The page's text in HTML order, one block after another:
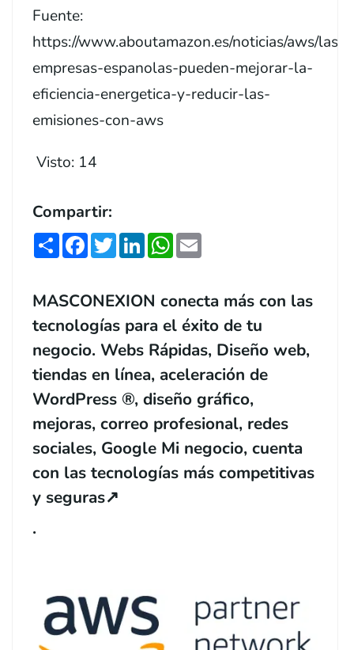
Fuente:
https://www.aboutamazon.es/noticias/aws/las-
empresas-espanolas-pueden-mejorar-la-
eficiencia-energetica-y-reducir-las-
emisiones-con-aws
Visto: 14
Compartir:
ShareFacebook
TwitterLinkedInWhatsApp
MASCONEXION conecta más con las
tecnologías para el éxito de tu
negocio. Webs Rápidas, Diseño web,
tiendas en línea, aceleración de
WordPress ®, diseño gráfico,
mejoras, correo profesional, redes
sociales, Google Mi negocio, cuenta
con las tecnologías más competitivas
y seguras↗️
.